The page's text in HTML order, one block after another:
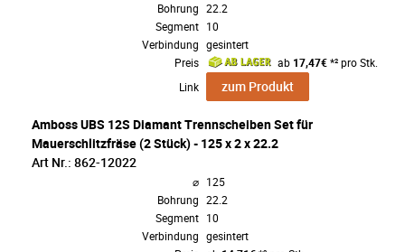
Bohrung 22.2
Segment 10
Verbindung gesintert
Preis
ab 17,47€*² pro Stk.
Link
zum Produkt
Amboss UBS 12S Diamant Trennscheiben Set für
Mauerschlitzfräse (2 Stück) - 125 x 2 x 22.2
Art Nr.: 862-12022
⌀ 125
Bohrung 22.2
Segment 10
Verbindung gesintert